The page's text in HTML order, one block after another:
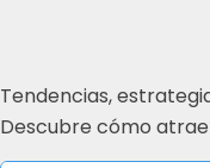
Tendencias,
Descubre cómo